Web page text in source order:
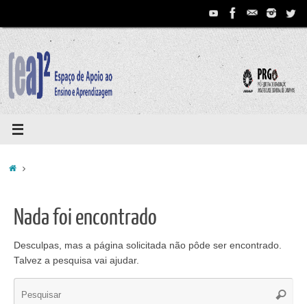
conteúdo
Home
Nada foi encontrado
Desculpas, mas a página solicitada não pôde ser encontrado.
Talvez a pesquisa vai ajudar.